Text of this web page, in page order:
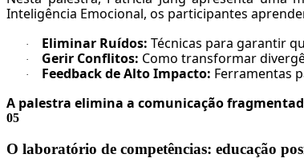
Inteligência Emocional, os participantes
· Eliminar Ruídos: Técnicas para garantir
· Gerir Conflitos: Como transformar
· Feedback de Alto Impacto: Ferramentas
A palestra elimina a comunicação
05
O laboratório de competências: educação